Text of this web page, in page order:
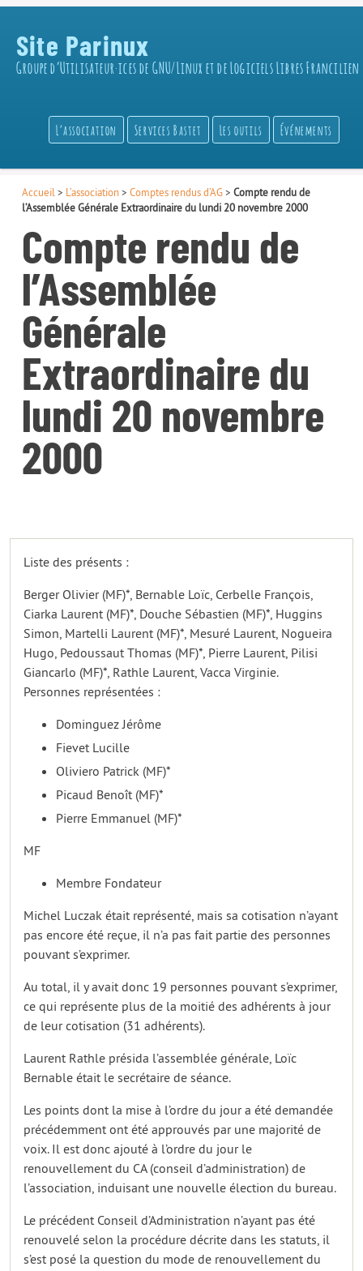
Site Parinux
Groupe d’Utilisateur·ices de GNU/Linux et de Logiciels Libres Francilien
L’association Services Bastet Les outils Événements
Accueil > L’association> Comptes rendus d’AG> Compte rendu de
l’Assemblée Générale Extraordinaire du lundi 20 novembre 2000
Compte rendu de
l’Assemblée
Générale
Extraordinaire du
lundi 20 novembre
2000
Liste des présents :
Berger Olivier (MF)*, Bernable Loïc, Cerbelle François,
Ciarka Laurent (MF)*, Douche Sébastien (MF)*, Huggins
Simon, Martelli Laurent (MF)*, Mesuré Laurent, Nogueira
Hugo, Pedoussaut Thomas (MF)*, Pierre Laurent, Pilisi
Giancarlo (MF)*, Rathle Laurent, Vacca Virginie.
Personnes représentées :
Dominguez Jérôme
Fievet Lucille
Oliviero Patrick (MF)*
Picaud Benoît (MF)*
Pierre Emmanuel (MF)*
MF
Membre Fondateur
Michel Luczak était représenté, mais sa cotisation n’ayant
pas encore été reçue, il n’a pas fait partie des personnes
pouvant s’exprimer.
Au total, il y avait donc 19 personnes pouvant s’exprimer,
ce qui représente plus de la moitié des adhérents à jour
de leur cotisation (31 adhérents).
Laurent Rathle présida l’assemblée générale, Loïc
Bernable était le secrétaire de séance.
Les points dont la mise à l’ordre du jour a été demandée
précédemment ont été approuvés par une majorité de
voix. Il est donc ajouté à l’ordre du jour le
renouvellement du CA (conseil d’administration) de
l’association, induisant une nouvelle élection du bureau.
Le précédent Conseil d’Administration n’ayant pas été
renouvelé selon la procédure décrite dans les statuts, il
s’est posé la question du mode de renouvellement du